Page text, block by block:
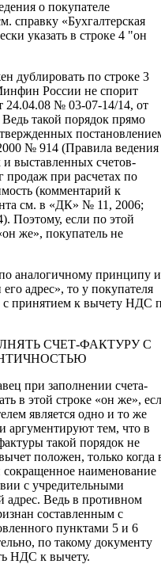
о покупателе
справку «Бухгалтерская
указать в строке 4 "он
дублировать по строке 3
России не спорит
№ 03-07-14/14, от
такой порядок прямо
№ 914 (Правила ведения
выставленных счетов-
продаж при расчетах по
(комментарий к
см. в «ДК» № 11, 2006;
Поэтому, если по этой
же», покупатель не
аналогичному принципу и
адрес», то у покупателя
с принятием к вычету НДС
СЧЕТ-ФАКТУРУ С
при заполнении счета-
в этой строке «он же»,
является одно и то же
аргументируют тем, что в
такой порядок не
положен, только когда
сокращенное наименование
с учредительными
адрес. Ведь в противном
составленным с
пунктами 5 и 6
по такому документу
НДС к вычету.